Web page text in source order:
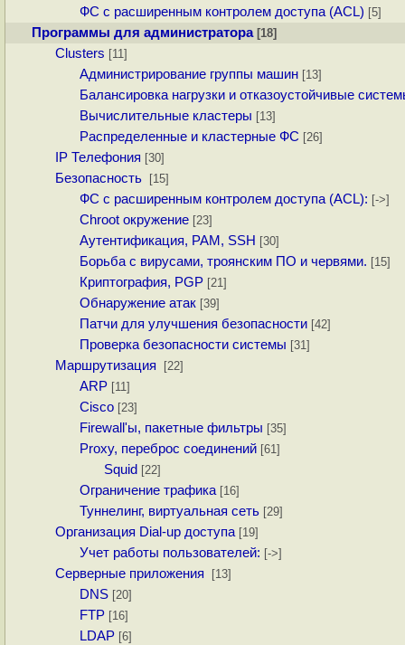
ФС с расширенным контролем доступа (ACL) [5]
Программы для администратора [18]
Clusters [11]
Администрирование группы машин [13]
Балансировка нагрузки и отказоустойчивые
Вычислительные кластеры [13]
Распределенные и кластерные ФС [26]
IP Телефония [30]
Безопасность [15]
ФС с расширенным контролем доступа (ACL): [->]
Chroot окружение [23]
Аутентификация, PAM, SSH [30]
Борьба с вирусами, троянским ПО и червями. [15]
Криптография, PGP [21]
Обнаружение атак [39]
Патчи для улучшения безопасности [42]
Проверка безопасности системы [31]
Маршрутизация [22]
ARP [11]
Cisco [23]
Firewall'ы, пакетные фильтры [35]
Proxy, переброс соединений [61]
Squid [22]
Ограничение трафика [16]
Туннелинг, виртуальная сеть [29]
Организация Dial-up доступа [19]
Учет работы пользователей: [->]
Серверные приложения [13]
DNS [20]
FTP [16]
LDAP [6]